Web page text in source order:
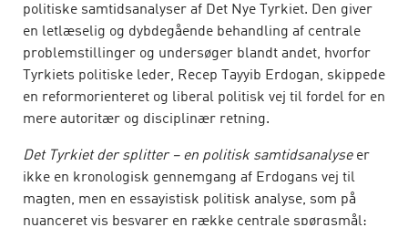
politiske samtidsanalyser af Det Nye Tyrkiet. Den giver
en letlæselig og dybdegående behandling af centrale
problemstillinger og undersøger blandt andet, hvorfor
Tyrkiets politiske leder, Recep Tayyib Erdogan, skippede
en reformorienteret og liberal politisk vej til fordel for en
mere autoritær og disciplinær retning.
Det Tyrkiet der splitter – en politisk samtidsanalyseer
ikke en kronologisk gennemgang af Erdogans vej til
magten, men en essayistisk politisk analyse, som på
nuanceret vis besvarer en række centrale spørgsmål: